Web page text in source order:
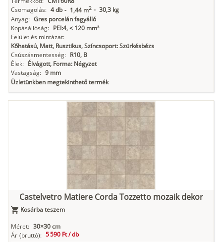
Csomagolás: 4 db - 1,44 m2 - 30,3 kg
Anyag: Gres porcelán fagyálló
Kopásállóság: PEI:4, < 120 mm³
Felület és mintázat:
Kőhatású, Matt, Rusztikus, Színcsoport: Szürkésbézs
Csúszásmentesség: R10, B
Élek: Élvágott, Forma: Négyzet
Vastagság: 9 mm
Üzletünkben megtekinthető termék
Castelvetro Matiere Corda Tozzetto mozaik dekor
Kosárba teszem
Méret: 30×30 cm
Ár (bruttó): 5 590 Ft /db